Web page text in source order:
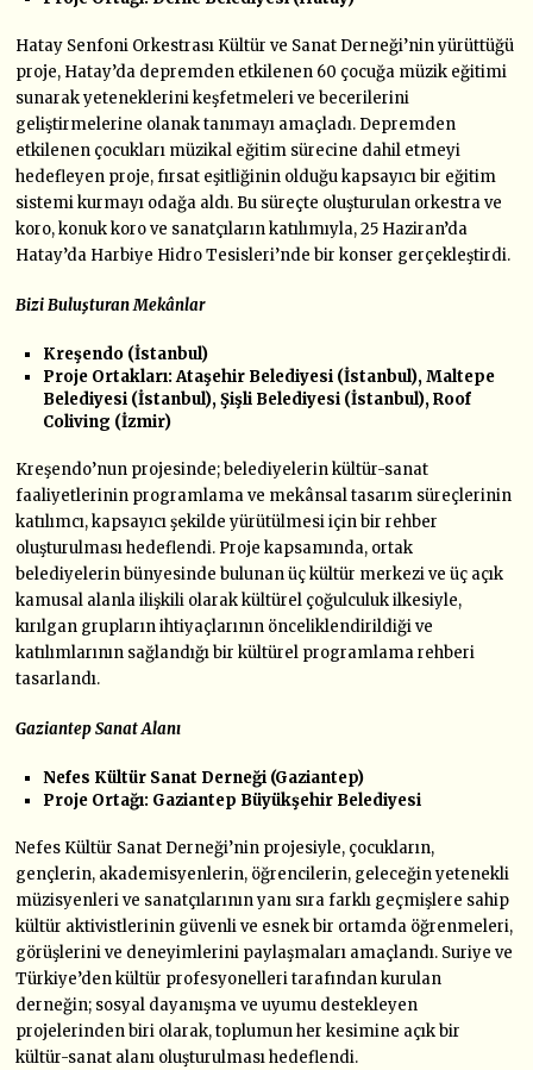
Hatay Senfoni Orkestrası Kültür ve Sanat Derneği’nin yürüttüğü
proje, Hatay’da depremden etkilenen 60 çocuğa müzik eğitimi
sunarak yeteneklerini keşfetmeleri ve becerilerini
geliştirmelerine olanak tanımayı amaçladı. Depremden
etkilenen çocukları müzikal eğitim sürecine dahil etmeyi
hedefleyen proje,fırsat eşitliğinin olduğu kapsayıcıbir eğitim
sistemi kurmayı odağa aldı. Bu süreçte oluşturulan orkestra ve
koro, konuk koro ve sanatçıların katılımıyla, 25 Haziran’da
Hatay’da Harbiye Hidro Tesisleri’nde bir konser gerçekleştirdi.
Bizi Buluşturan Mekânlar
Kreşendo (İstanbul)
Proje Ortakları: Ataşehir Belediyesi (İstanbul), Maltepe
Belediyesi (İstanbul), Şişli Belediyesi (İstanbul), Roof
Coliving (İzmir)
Kreşendo’nun projesinde; belediyelerin kültür-sanat
faaliyetlerinin programlama ve mekânsal tasarım süreçlerinin
katılımcı, kapsayıcı şekilde yürütülmesi için bir rehber
oluşturulması hedeflendi. Proje kapsamında, ortak
belediyelerin bünyesinde bulunan üç kültür merkezi ve üç açık
kamusal alanla ilişkili olarak kültürel çoğulculuk ilkesiyle,
kırılgan grupların ihtiyaçlarının önceliklendirildiği ve
katılımlarının sağlandığı bir kültürel programlama rehberi
tasarlandı.
Gaziantep Sanat Alanı
Nefes Kültür Sanat Derneği (Gaziantep)
Proje Ortağı: Gaziantep Büyükşehir Belediyesi
Nefes Kültür Sanat Derneği’nin projesiyle, çocukların,
gençlerin, akademisyenlerin, öğrencilerin, geleceğin yetenekli
müzisyenleri ve sanatçılarının yanı sıra farklı geçmişlere sahip
kültür aktivistlerinin güvenli ve esnek bir ortamda öğrenmeleri,
görüşlerini ve deneyimlerini paylaşmaları amaçlandı. Suriye ve
Türkiye’den kültür profesyonelleri tarafından kurulan
derneğin; sosyal dayanışma ve uyumu destekleyen
projelerinden biri olarak, toplumun her kesimine açık bir
kültür-sanat alanı oluşturulması hedeflendi.